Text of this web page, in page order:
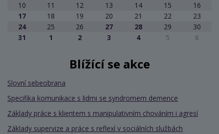
10 11 12 13 14 15
16
17
18 19 20 21 22
23
24
25 26 27 28 29
30
31
1 2 3 4 5 6
Blížící se akce
Slovní sebeobrana
Specifika komunikace s lidmi se syndromem demence
Základy práce s klientem s manipulativním chováním i agresí
Základy supervize a práce s reflexí v sociálních službách